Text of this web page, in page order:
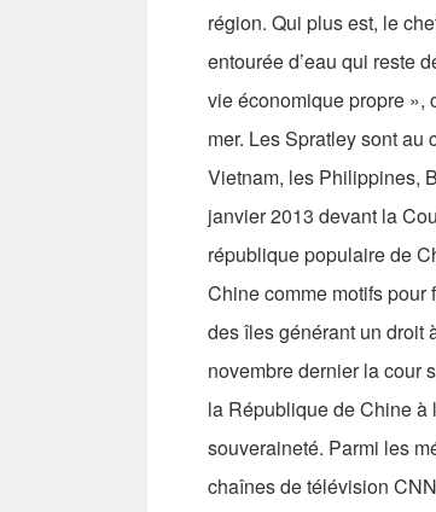
région. Qui plus est, le
entourée d’eau qui reste
vie économique propre »,
mer. Les Spratley sont
Vietnam, les Philippines,
janvier 2013 devant la
république populaire de
Chine comme motifs
des îles générant un droit
novembre dernier la cour
la République de Chine à
souveraineté. Parmi les
chaînes de télévision